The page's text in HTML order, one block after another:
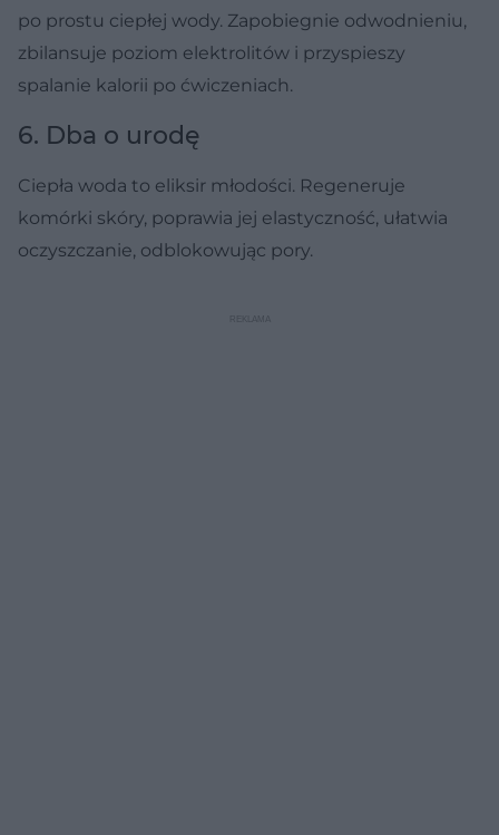
po prostu ciepłej wody. Zapobiegnie odwodnieniu,
zbilansuje poziom elektrolitów i przyspieszy
spalanie kalorii po ćwiczeniach.
6. Dba o urodę
Ciepła woda to eliksir młodości. Regeneruje
komórki skóry, poprawia jej elastyczność, ułatwia
oczyszczanie, odblokowując pory.